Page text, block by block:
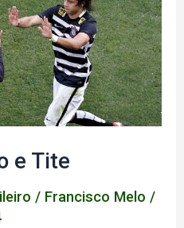
e Tite
/ Francisco Melo /